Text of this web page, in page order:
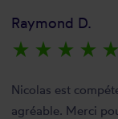
Raymond D.
star_rate star_rate star_rate star_rate star_rate
Nicolas est
agréable. Merci